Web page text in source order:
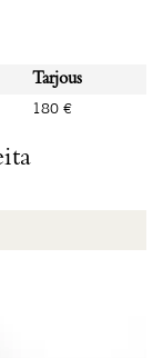
Tarjous
180 €